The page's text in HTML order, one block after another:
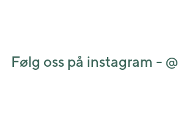
Følg oss på instagram - @